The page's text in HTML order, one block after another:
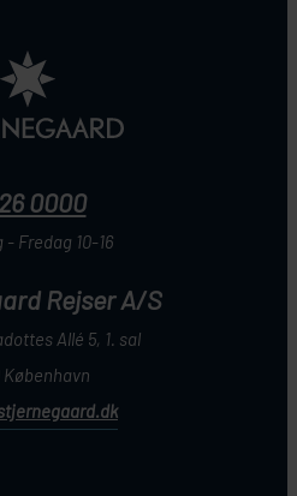
0000
- Fredag 10-16
Rejser A/S
Allé 5, 1. sal
København